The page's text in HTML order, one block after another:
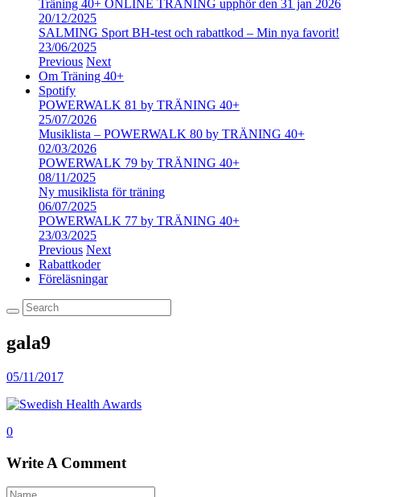
Träning 40+ ONLINE TRÄNING upphör den 31 jan 2026
20/12/2025
SALMING Sport BH-test och rabattkod – Min nya favorit!
23/06/2025
Previous Next
Om Träning 40+
Spotify
POWERWALK 81 by TRÄNING 40+
25/07/2026
Musiklista – POWERWALK 80 by TRÄNING 40+
02/03/2026
POWERWALK 79 by TRÄNING 40+
08/11/2025
Ny musiklista för träning
06/07/2025
POWERWALK 77 by TRÄNING 40+
23/03/2025
Previous Next
Rabattkoder
Föreläsningar
gala9
05/11/2017
0
Write A Comment